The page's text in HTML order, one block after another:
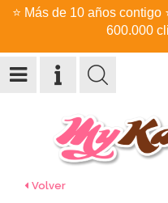
⭐ Más de 10 años contigo
600.000
Volver